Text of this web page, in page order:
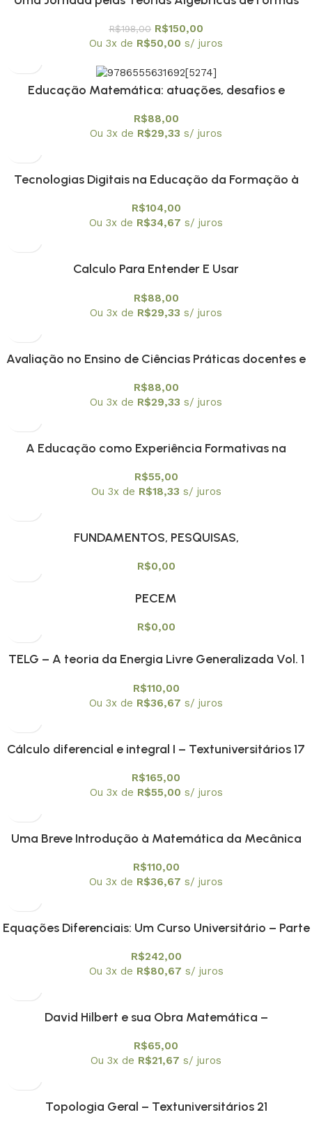
R$198,00 R$150,00
Ou 3x de R$50,00 s/ juros
Educação Matemática: atuações, desafios e
de fevereiro
R$88,00
Ou 3x de R$29,33 s/ juros
Tecnologias Digitais na Educação da Formação à
R$104,00
Ou 3x de R$34,67 s/ juros
Calculo Para Entender E Usar
R$88,00
Ou 3x de R$29,33 s/ juros
Avaliação no Ensino de Ciências Práticas docentes e
R$88,00
Ou 3x de R$29,33 s/ juros
A Educação como Experiência Formativas na
R$55,00
Ou 3x de R$18,33 s/ juros
FUNDAMENTOS, PESQUISAS,
R$0,00
PECEM
R$0,00
TELG – A teoria da Energia Livre Generalizada Vol. 1
R$110,00
Ou 3x de R$36,67 s/ juros
Cálculo diferencial e integral I – Textuniversitários 17
R$165,00
Ou 3x de R$55,00 s/ juros
Uma Breve Introdução à Matemática da Mecânica
R$110,00
Ou 3x de R$36,67 s/ juros
Equações Diferenciais: Um Curso Universitário – Parte
R$242,00
Ou 3x de R$80,67 s/ juros
David Hilbert e sua Obra Matemática –
R$65,00
Ou 3x de R$21,67 s/ juros
Topologia Geral – Textuniversitários 21